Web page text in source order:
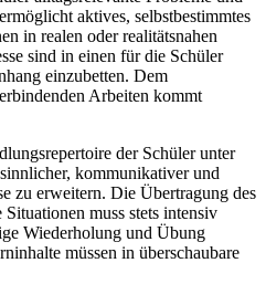
aktives, selbstbestimmtes
in realen oder realitätsnahen
sind in einen für die Schüler
einzubetten. Dem
Arbeiten kommt
der Schüler unter
kommunikativer und
zu erweitern. Die Übertragung des
muss stets intensiv
Wiederholung und Übung
müssen in überschaubare